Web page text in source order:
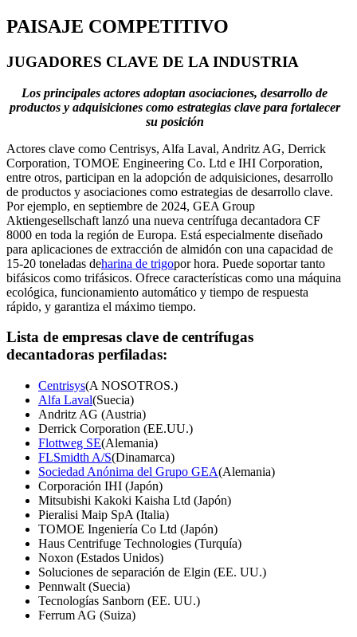
PAISAJE COMPETITIVO
JUGADORES CLAVE DE LA INDUSTRIA
Los principales actores adoptan asociaciones, desarrollo de
productos y adquisiciones como estrategias clave para fortalecer
su posición
Actores clave como Centrisys, Alfa Laval, Andritz AG, Derrick
Corporation, TOMOE Engineering Co. Ltd e IHI Corporation,
entre otros, participan en la adopción de adquisiciones, desarrollo
de productos y asociaciones como estrategias de desarrollo clave.
Por ejemplo, en septiembre de 2024, GEA Group
Aktiengesellschaft lanzó una nueva centrífuga decantadora CF
8000 en toda la región de Europa. Está especialmente diseñado
para aplicaciones de extracción de almidón con una capacidad de
15-20 toneladas deharina de trigopor hora. Puede soportar tanto
bifásicos como trifásicos. Ofrece características como una máquina
ecológica, funcionamiento automático y tiempo de respuesta
rápido, y garantiza el máximo tiempo.
Lista de empresas clave de centrífugas
decantadoras perfiladas:
Centrisys(A NOSOTROS.)
Alfa Laval(Suecia)
Andritz AG (Austria)
Derrick Corporation (EE.UU.)
Flottweg SE(Alemania)
FLSmidth A/S(Dinamarca)
Sociedad Anónima del Grupo GEA(Alemania)
Corporación IHI (Japón)
Mitsubishi Kakoki Kaisha Ltd (Japón)
Pieralisi Maip SpA (Italia)
TOMOE Ingeniería Co Ltd (Japón)
Haus Centrifuge Technologies (Turquía)
Noxon (Estados Unidos)
Soluciones de separación de Elgin (EE. UU.)
Pennwalt (Suecia)
Tecnologías Sanborn (EE. UU.)
Ferrum AG (Suiza)